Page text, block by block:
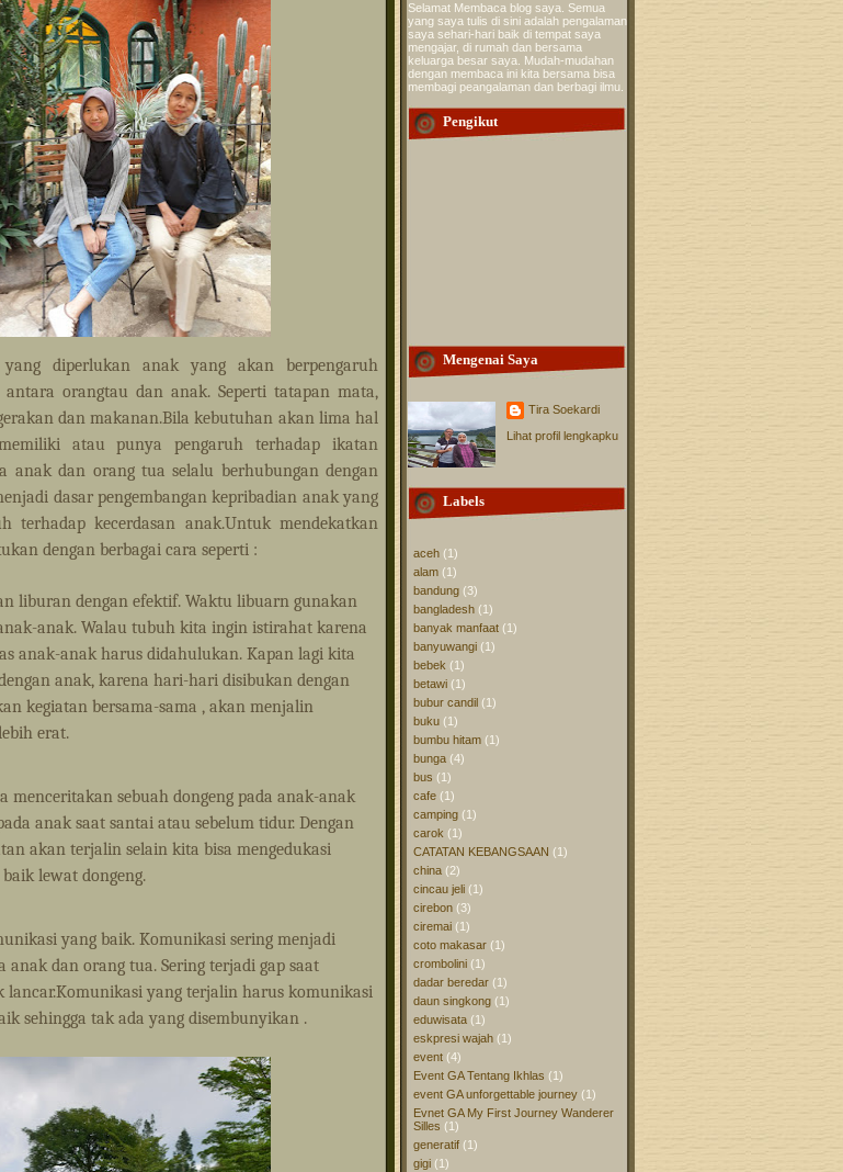
yang diperlukan anak yang akan berpengaruh
orangtau dan anak. Seperti tatapan mata,
dan makanan.Bila kebutuhan akan lima hal
atau punya pengaruh terhadap ikatan
anak dan orang tua selalu berhubungan dengan
dasar pengembangan kepribadian anak yang
terhadap kecerdasan anak.Untuk mendekatkan
dengan berbagai cara seperti :
liburan dengan efektif. Waktu libuarn gunakan
anak. Walau tubuh kita ingin istirahat karena
anak-anak harus didahulukan. Kapan lagi kita
anak, karena hari-hari disibukan dengan
kegiatan bersama-sama , akan menjalin
erat.
menceritakan sebuah dongeng pada anak-anak
anak saat santai atau sebelum tidur. Dengan
akan terjalin selain kita bisa mengedukasi
lewat dongeng.
yang baik. Komunikasi sering menjadi
anak dan orang tua. Sering terjadi gap saat
lancar.Komunikasi yang terjalin harus komunikasi
sehingga tak ada yang disembunyikan .
Selamat Membaca blog saya. Semua
yang saya tulis di sini adalah pengalaman
saya sehari-hari baik di tempat saya
mengajar, di rumah dan bersama
keluarga besar saya. Mudah-mudahan
dengan membaca ini kita bersama bisa
membagi peangalaman dan berbagi ilmu.
Pengikut
Mengenai Saya
Tira Soekardi
Lihat profil lengkapku
Labels
aceh (1)
alam (1)
bandung (3)
bangladesh (1)
banyak manfaat (1)
banyuwangi (1)
bebek (1)
betawi (1)
bubur candil (1)
buku (1)
bumbu hitam (1)
bunga (4)
bus (1)
cafe (1)
camping (1)
carok (1)
CATATAN KEBANGSAAN (1)
china (2)
cincau jeli (1)
cirebon (3)
ciremai (1)
coto makasar (1)
crombolini (1)
dadar beredar (1)
daun singkong (1)
eduwisata (1)
eskpresi wajah (1)
event (4)
Event GA Tentang Ikhlas (1)
event GA unforgettable journey (1)
Evnet GA My First Journey Wanderer
Silles (1)
generatif (1)
gigi (1)